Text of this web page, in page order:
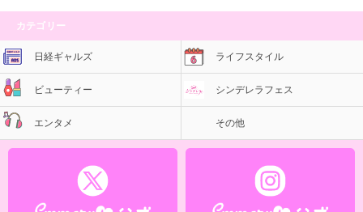
カテゴリー
日経ギャルズ ライフスタイル
ビューティー シンデレラフェス
エンタメ その他